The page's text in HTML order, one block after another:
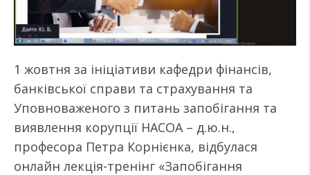
1 жовтня за ініціативи кафедри фінансів,
банківської справи та страхування та
Уповноваженого з питань запобігання та
виявлення корупції НАСОА – д.ю.н.,
професора Петра Корнієнка, відбулася
онлайн лекція-тренінг «Запобігання